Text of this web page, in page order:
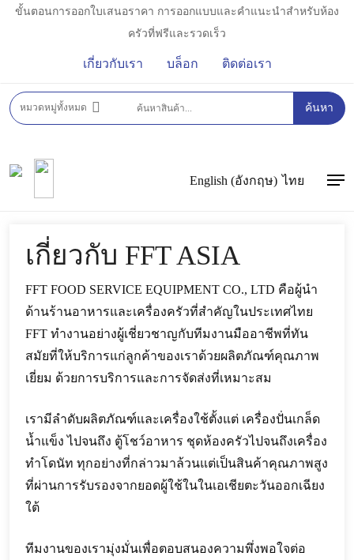
Skipขั้นตอนการออกใบเสนอราคา การออกแบบและคำแนะนำสำหรับห้อง
ครัวที่ฟรีและรวดเร็ว
เกี่ยวกับเรา บล็อก ติดต่อเรา
หมวดหมู่ทั้งหมด ค้นหา
English (อังกฤษ) ไทย
เกี่ยวกับ FFT ASIA
FFT FOOD SERVICE EQUIPMENT CO., LTD คือผู้นำ
ด้านร้านอาหารและเครื่องครัวที่สำคัญในประเทศไทย
FFT ทำงานอย่างผู้เชี่ยวชาญกับทีมงานมืออาชีพที่ทัน
สมัยที่ให้บริการแก่ลูกค้าของเราด้วยผลิตภัณฑ์คุณภาพ
เยี่ยม ด้วยการบริการและการจัดส่งที่เหมาะสม
เรามีลำดับผลิตภัณฑ์และเครื่องใช้ตั้งแต่ เครื่องปั่นเกล็ด
น้ำแข็ง ไปจนถึง ตู้โชว์อาหาร ชุดห้องครัวไปจนถึงเครื่อง
ทำโดนัท ทุกอย่างที่กล่าวมาล้วนแต่เป็นสินค้าคุณภาพสูง
ที่ผ่านการรับรองจากยอดผู้ใช้ในในเอเชียตะวันออกเฉียง
ใต้
ทีมงานของเรามุ่งมั่นเพื่อตอบสนองความพึ่งพอใจต่อ